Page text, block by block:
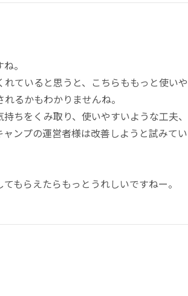
。
ていると思うと、こちらももっと使いや
るかもわかりませんね。
ちをくみ取り、使いやすいような工夫、
ンプの運営者様は改善しようと試みてい
もらえたらもっとうれしいですねー。